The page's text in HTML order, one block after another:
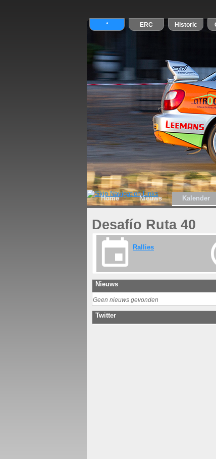
Home Nieuws Kalender
Desafío Ruta 40
Rallies
Nieuws
Geen nieuws gevonden
Twitter